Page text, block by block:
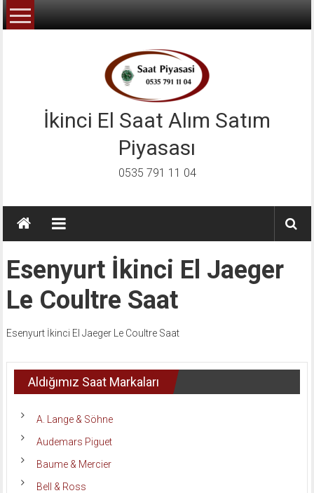
İçeriğe
geç
İkinci El Saat Alım Satım
Piyasası
0535 791 11 04
Esenyurt İkinci El Jaeger
Le Coultre Saat
Esenyurt İkinci El Jaeger Le Coultre Saat
Aldığımız Saat Markaları
A. Lange & Söhne
Audemars Piguet
Baume & Mercier
Bell & Ross